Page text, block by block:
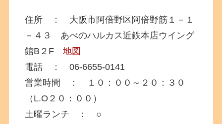
住所 ： 大阪市阿倍野区阿倍野筋１－１
－４３ あべのハルカス近鉄本店ウイング
館B２F地図
電話 ： 06-6655-0141
営業時間 ： １０：００～２０：３０
（L.O２０：００）
土曜ランチ ： ○